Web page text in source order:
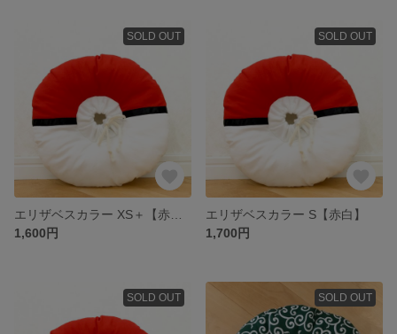
SOLD OUT
1,600円
SOLD OUT
エリザベスカラー S【赤白】
1,700円
SOLD OUT SOLD OUT